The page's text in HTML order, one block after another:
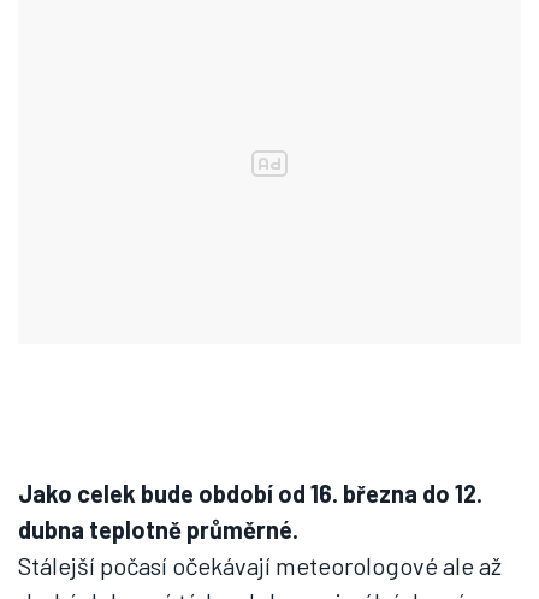
Jako celek bude období od 16. března do 12.
dubna teplotně průměrné.
Stálejší počasí očekávají meteorologové ale až